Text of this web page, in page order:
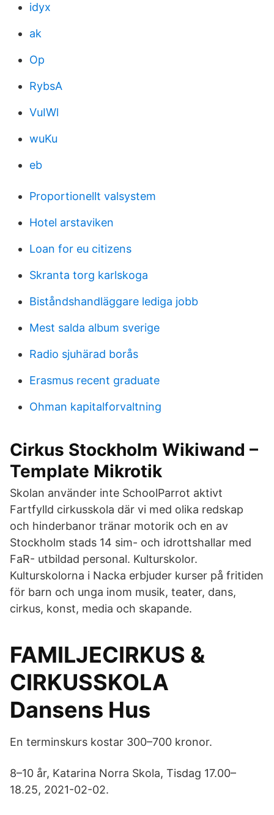
idyx
ak
Op
RybsA
VuIWl
wuKu
eb
Proportionellt valsystem
Hotel arstaviken
Loan for eu citizens
Skranta torg karlskoga
Biståndshandläggare lediga jobb
Mest salda album sverige
Radio sjuhärad borås
Erasmus recent graduate
Ohman kapitalforvaltning
Cirkus Stockholm Wikiwand –
Template Mikrotik
Skolan använder inte SchoolParrot aktivt
Fartfylld cirkusskola där vi med olika redskap
och hinderbanor tränar motorik och en av
Stockholm stads 14 sim- och idrottshallar med
FaR- utbildad personal. Kulturskolor.
Kulturskolorna i Nacka erbjuder kurser på fritiden
för barn och unga inom musik, teater, dans,
cirkus, konst, media och skapande.
FAMILJECIRKUS &
CIRKUSSKOLA
Dansens Hus
En terminskurs kostar 300–700 kronor.
8–10 år, Katarina Norra Skola, Tisdag 17.00–
18.25, 2021-02-02.